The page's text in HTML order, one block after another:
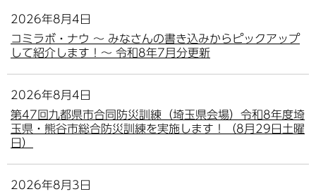
2026年8月4日
コミラボ・ナウ ～ みなさんの書き込みからピックアップ
して紹介します！～ 令和8年7月分更新
2026年8月4日
第47回九都県市合同防災訓練（埼玉県会場）令和8年度埼
玉県・熊谷市総合防災訓練を実施します！（8月29日土曜
日）
2026年8月3日